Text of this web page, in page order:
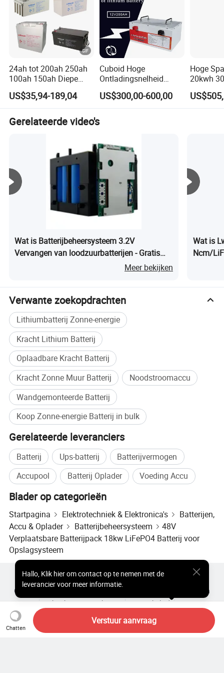
24ah tot 200ah 250ah
100ah 150ah Diepe
Cyclus Oplaadbare
Onderhoudsvrije 12VDC
Energieopslag AGM
Solar Gel Batterij
US$35,94-189,04
Cuboid Hoge
Ontladingsnelheid
Goede Prestaties
Zonne-energie Thuis
Systeem Lithium
Batterij voor Opslag
US$300,00-600,00
Hoge
20kwh
50kwh
energie
Gerelateerde video's
Wat is Batterijbeheersysteem 3.2V
Vervangen van loodzuurbatterijen - Gratis
Meer bekijken
Wat is
Ncm/
Verwante zoekopdrachten
Lithiumbatterij Zonne-energie
Kracht Lithium Batterij
Oplaadbare Kracht Batterij
Kracht Zonne Muur Batterij
Noodstroomaccu
Wandgemonteerde Batterij
Koop Zonne-energie Batterij in bulk
Gerelateerde leveranciers
Batterij Ups-batterij
Batterijvermogen
Accupool
Batterij Oplader Voeding Accu
Blader op categorieën
Startpagina Elektrotechniek & Elektronica's
Batterijen,
Accu & Oplader
Batterijbeheersysteem
48V
Verplaatsbare Batterijpack 18kw LiFePO4 Batterij voor
Opslagsysteem
Chatten
Verstuur aanvraag
Hallo, Klik hier om contact op te nemen met de
leverancier voor meer informatie.
Populaire producten
Hot Products-prijs
Groothandel Hete Producten
Inzichten
over
Gebruikersovereenkomst Privacybeleid
contact
Copyright © 2026 Focus Technology Co., Ltd. All Rights Reserved